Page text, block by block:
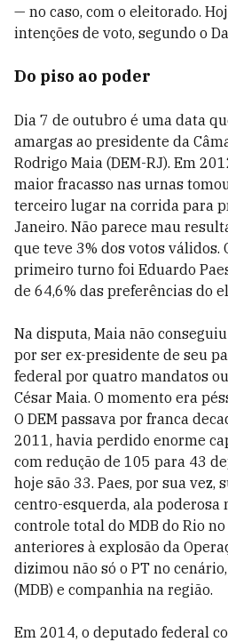
— no caso, com o eleitorado.
intenções de voto, segundo o
Do piso ao poder
Dia 7 de outubro é uma data
amargas ao presidente da
Rodrigo Maia (DEM-RJ). Em
maior fracasso nas urnas
terceiro lugar na corrida para
Janeiro. Não parece mau
que teve 3% dos votos válidos.
primeiro turno foi Eduardo
de 64,6% das preferências do
Na disputa, Maia não
por ser ex-presidente de seu
federal por quatro mandatos
César Maia. O momento era
O DEM passava por franca
2011, havia perdido enorme
com redução de 105 para 43
hoje são 33. Paes, por sua vez,
centro-esquerda, ala poderosa
controle total do MDB do Rio
anteriores à explosão da
dizimou não só o PT no
(MDB) e companhia na região.
Em 2014, o deputado federal